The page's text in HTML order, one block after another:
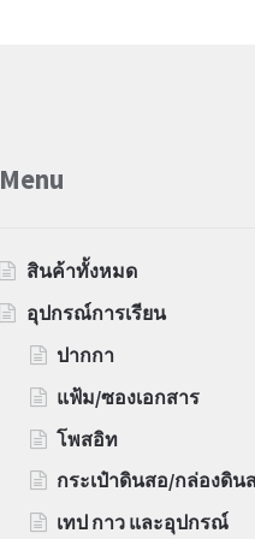
Menu
สินค้าทั้งหมด
อุปกรณ์การเรียน
ปากกา
แฟ้ม/ซองเอกสาร
โพสอิท
กระเป๋าดินสอ/กล่องดิน
เทป กาว และอุปกรณ์